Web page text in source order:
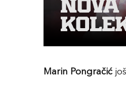
Marin Pongračić